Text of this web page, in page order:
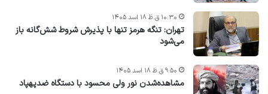
تهران: تنگه هرمز تنها با پذیرش شروط شش‌گانه باز
می‌شود
۱۰:۳۰ ق.ظ ۱۸ اسد ۱۴۰۵
مشاهده‌شدن نور ولی محسود با دستگاه ضدپهپاد
۹:۵۰ ق.ظ ۱۸ اسد ۱۴۰۵